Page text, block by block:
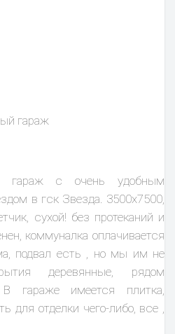
гараж
гараж с очень удобным
в гск Звезда. 3500х7500,
сухой! без протеканий и
коммуналка оплачивается
подвал есть , но мы им не
деревянные, рядом
В гараже имеется плитка,
для отделки чего-либо, все ,